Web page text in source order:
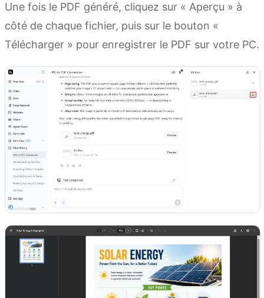
Une fois le PDF généré, cliquez sur « Aperçu » à
côté de chaque fichier, puis sur le bouton «
Télécharger » pour enregistrer le PDF sur votre PC.